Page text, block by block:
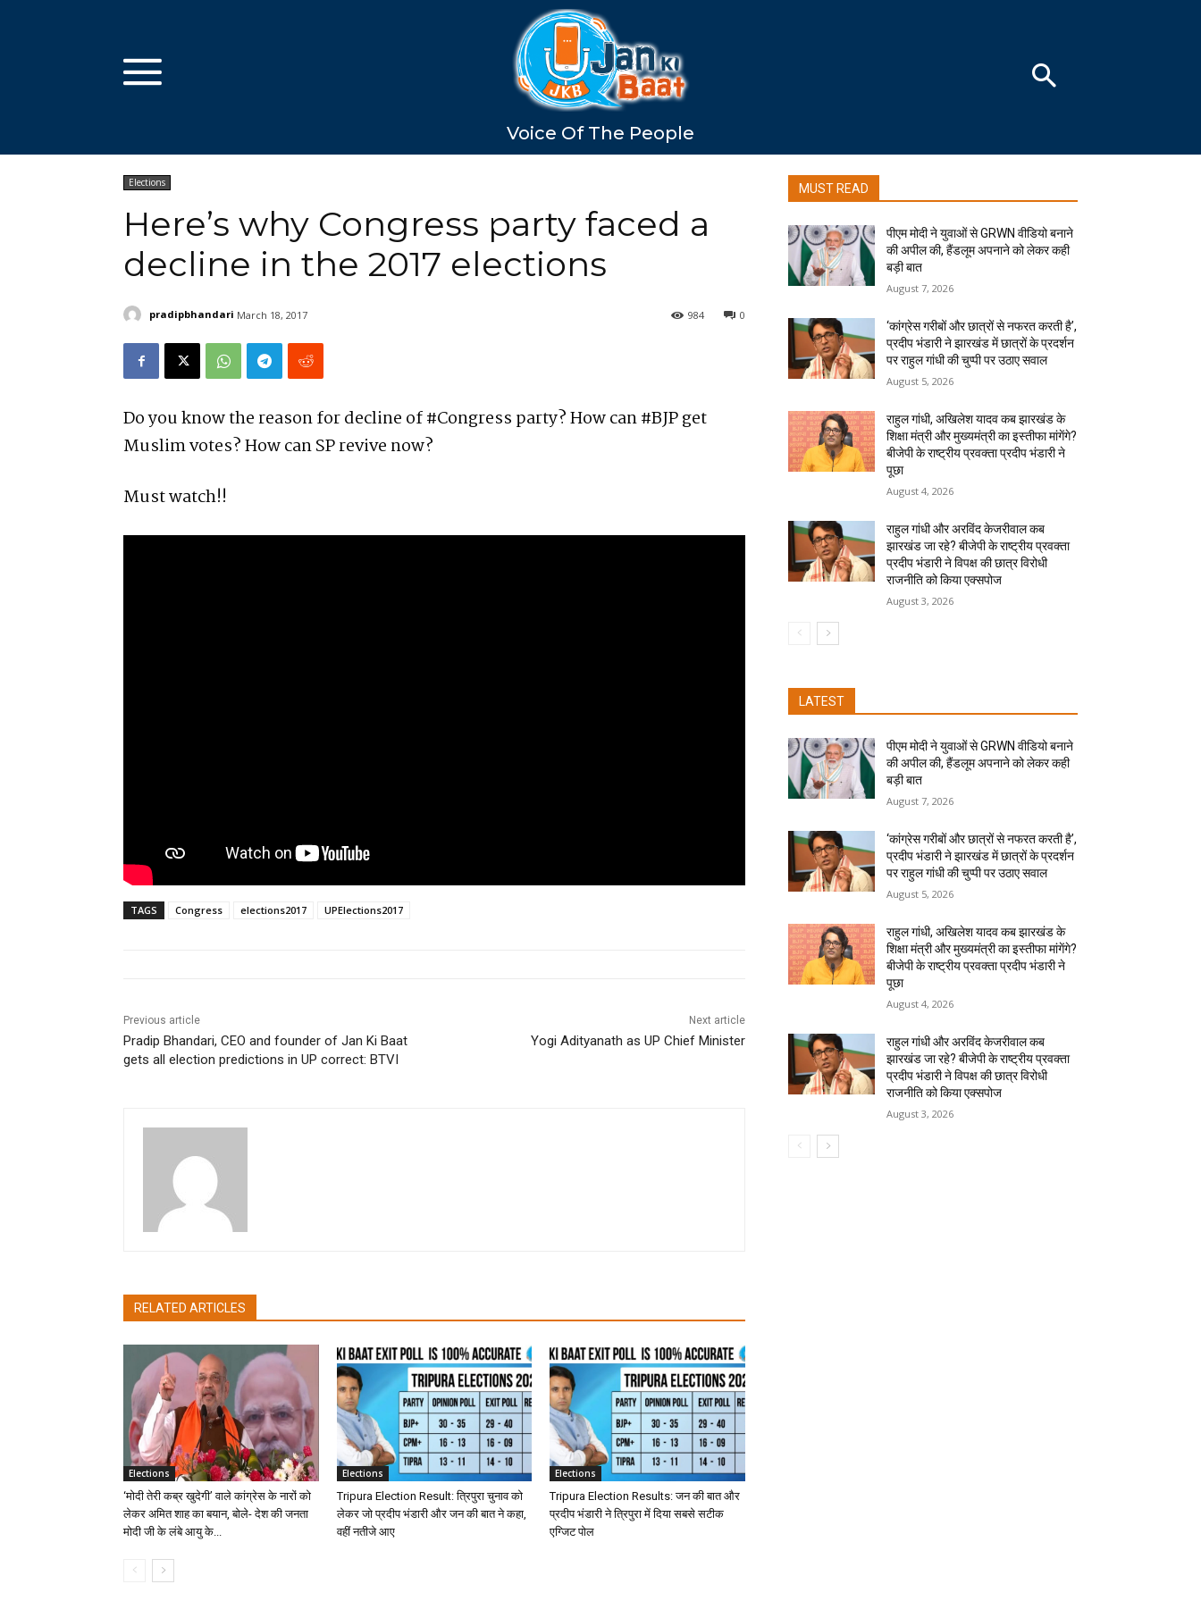
Voice Of The People
Elections
Here’s why Congress party faced a
decline in the 2017 elections
pradipbhandari March 18, 2017 0
984
Do you know the reason for decline of #Congress party? How can #BJP get
Muslim votes? How can SP revive now?
Must watch!!
TAGS Congress elections2017 UPElections2017
Previous article
Pradip Bhandari, CEO and founder of Jan Ki Baat
gets all election predictions in UP correct: BTVI
Next article
Yogi Adityanath as UP Chief Minister
RELATED ARTICLES
Elections
‘मोदी तेरी कब्र खुदेगी’ वाले कांग्रेस के नारों को
लेकर अमित शाह का बयान, बोले- देश की जनता
मोदी जी के लंबे आयु के...
Elections
Tripura Election Result: त्रिपुरा चुनाव को
लेकर जो प्रदीप भंडारी और जन की बात ने कहा,
वहीं नतीजे आए
Elections
Tripura Election Results: जन की बात और
प्रदीप भंडारी ने त्रिपुरा में दिया सबसे सटीक
एग्जिट पोल
MUST READ
पीएम मोदी ने युवाओं से GRWN वीडियो बनाने
की अपील की, हैंडलूम अपनाने को लेकर कही
बड़ी बात
August 7, 2026
‘कांग्रेस गरीबों और छात्रों से नफरत करती है’,
प्रदीप भंडारी ने झारखंड में छात्रों के प्रदर्शन
पर राहुल गांधी की चुप्पी पर उठाए सवाल
August 5, 2026
राहुल गांधी, अखिलेश यादव कब झारखंड के
शिक्षा मंत्री और मुख्यमंत्री का इस्तीफा मांगेंगे?
बीजेपी के राष्ट्रीय प्रवक्ता प्रदीप भंडारी ने
पूछा
August 4, 2026
राहुल गांधी और अरविंद केजरीवाल कब
झारखंड जा रहे? बीजेपी के राष्ट्रीय प्रवक्ता
प्रदीप भंडारी ने विपक्ष की छात्र विरोधी
राजनीति को किया एक्सपोज
August 3, 2026
LATEST
पीएम मोदी ने युवाओं से GRWN वीडियो बनाने
की अपील की, हैंडलूम अपनाने को लेकर कही
बड़ी बात
August 7, 2026
‘कांग्रेस गरीबों और छात्रों से नफरत करती है’,
प्रदीप भंडारी ने झारखंड में छात्रों के प्रदर्शन
पर राहुल गांधी की चुप्पी पर उठाए सवाल
August 5, 2026
राहुल गांधी, अखिलेश यादव कब झारखंड के
शिक्षा मंत्री और मुख्यमंत्री का इस्तीफा मांगेंगे?
बीजेपी के राष्ट्रीय प्रवक्ता प्रदीप भंडारी ने
पूछा
August 4, 2026
राहुल गांधी और अरविंद केजरीवाल कब
झारखंड जा रहे? बीजेपी के राष्ट्रीय प्रवक्ता
प्रदीप भंडारी ने विपक्ष की छात्र विरोधी
राजनीति को किया एक्सपोज
August 3, 2026